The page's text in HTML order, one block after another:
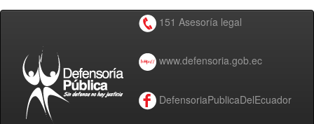
151 Asesoría legal
www.defensoria.gob.ec
DefensoriaPublicaDelEcuador